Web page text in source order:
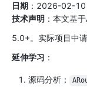
日期 ：2026-02-10
技术声明 ：本文基
5.0+。实际项目中
延伸学习 ：
源码分析：